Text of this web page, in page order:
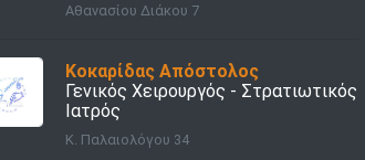
Αθανασίου Διάκου 7
Κοκαρίδας Απόστολος
Γενικός Χειρουργός - Στρατιωτικός
Ιατρός
Κ. Παλαιολόγου 34